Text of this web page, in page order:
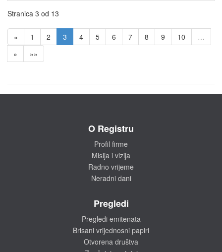
Stranica 3 od 13
« 1 2 3 4 5 6 7 8 9 10
…
»
»»
O Registru
Profil firme
Misija i vizija
Radno vrijeme
Neradni dani
Pregledi
Pregledi emitenata
Brisani vrijednosni papiri
Otvorena društva